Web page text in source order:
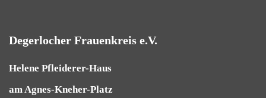
Degerlocher Frauenkreis e.V.
Helene Pfleiderer-Haus
am Agnes-Kneher-Platz